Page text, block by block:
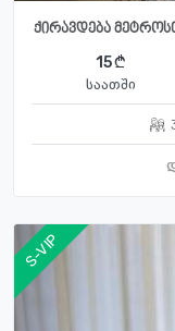
ქირავდება
15
საათში
S-VIP